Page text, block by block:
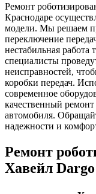
Ремонт
Краснодаре
модели. Мы решаем
переключение
нестабильная
специалисты
неисправностей,
коробки передач.
современное
качественный
автомобиля.
надежности и
Ремонт
Хавейл